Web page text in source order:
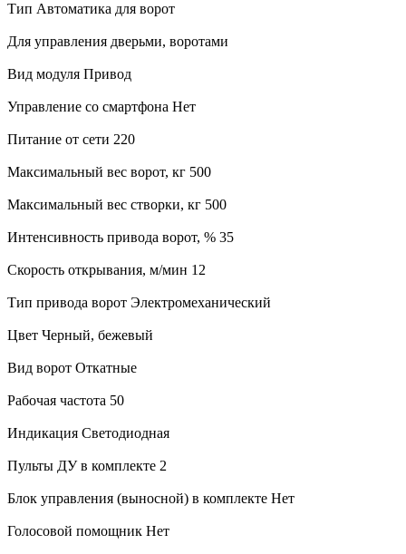
Тип Автоматика для ворот
Для управления дверьми, воротами
Вид модуля Привод
Управление со смартфона Нет
Питание от сети 220
Максимальный вес ворот, кг 500
Максимальный вес створки, кг 500
Интенсивность привода ворот, % 35
Скорость открывания, м/мин 12
Тип привода ворот Электромеханический
Цвет Черный, бежевый
Вид ворот Откатные
Рабочая частота 50
Индикация Светодиодная
Пульты ДУ в комплекте 2
Блок управления (выносной) в комплекте Нет
Голосовой помощник Нет